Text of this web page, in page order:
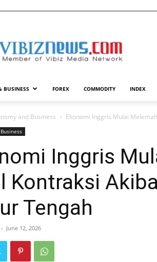
BUSINESS FOREX COMMODITY INDEX
and Business Ekonomi Inggris Mulai
Inggris
Kontraksi
Tengah
- June 12, 2026